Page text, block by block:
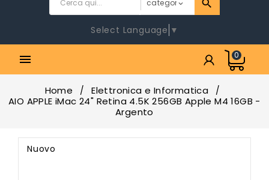
Select Language ▼
 0
Home
Elettronica e Informatica
AIO APPLE iMac 24" Retina 4.5K 256GB Apple M4 16GB -
Argento
Nuovo